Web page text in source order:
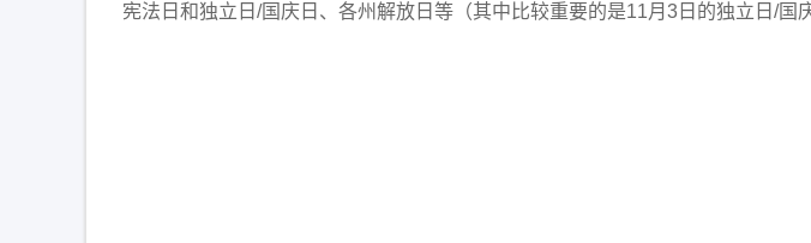
宪法日和独立日/国庆日、各州解放日等（其中比较重要的是11月3日的独立日/国